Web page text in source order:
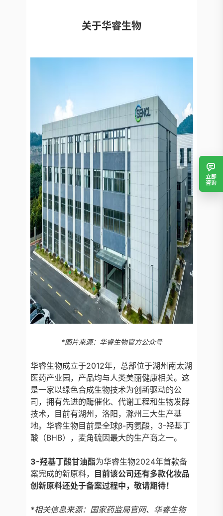
关于华睿生物
*图片来源：华睿生物官方公众号
华睿生物成立于2012年，总部位于湖州南太湖
医药产业园，产品均与人类美丽健康相关。这
是一家以绿色合成生物技术为创新驱动的公
司，拥有先进的酶催化、代谢工程和生物发酵
技术，目前有湖州，洛阳，滁州三大生产基
地。华睿生物目前是全球β-丙氨酸，3-羟基丁
酸（BHB），麦角硫因最大的生产商之一。
3-羟基丁酸甘油酯为华睿生物2024年首款备
案完成的新原料，
目前该公司还有多款化妆品
创新原料还处于备案过程中，敬请期待！
*相关信息来源：国家药监局官网、华睿生物
立即
咨询